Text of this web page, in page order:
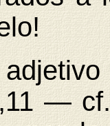
— cf.